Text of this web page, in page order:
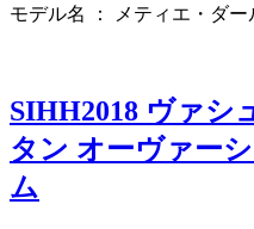
モデル名 ： メティエ・ダ
SIHH2018 ヴァシ
タン オーヴァー
ム